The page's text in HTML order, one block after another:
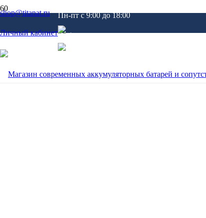
shop@titanat.ru
Личный кабинет
Пн-пт c 9:00 до 18:00